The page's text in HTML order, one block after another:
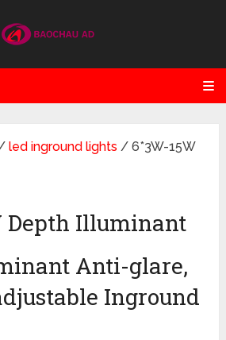
led inground lights / 6*3W-15W
Depth Illuminant
Anti-glare,
Inground